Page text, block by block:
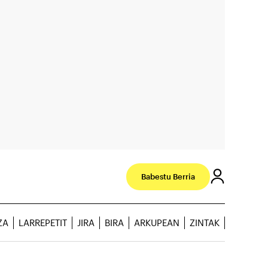
Babestu Berria
LARREPETIT JIRA BIRA ARKUPEAN ZINTAK